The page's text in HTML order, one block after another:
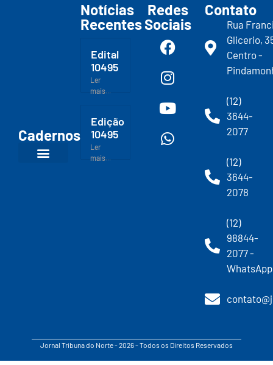
Cadernos
Notícias
Recentes
Edital
10495
Ler
mais...
Edição
10495
Ler
mais...
Redes
Sociais
Contato
Rua
Glicerio,
Centro -
(12)
3644-
2077
(12)
3644-
2078
(12)
98844-
2077 -
WhatsApp
Jornal Tribuna do Norte - 2026 - Todos os Direitos Reservados